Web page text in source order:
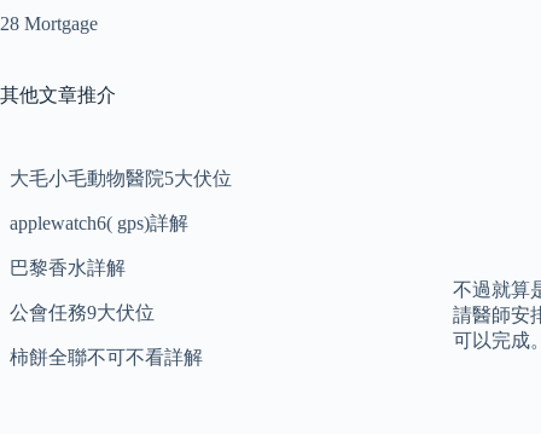
不過就算
請醫師安
可以完成
28 Mortgage
其他文章推介
大毛小毛動物醫院5大伏位
applewatch6( gps)詳解
巴黎香水詳解
公會任務9大伏位
柿餅全聯不可不看詳解